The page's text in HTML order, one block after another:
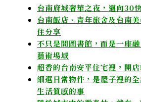
台南府城奢華之夜，邁向30
台南飯店、青年旅舍及台南
住分享
不只是間圖書館，而是一座
藝術場域
超香的台南安平住宅裡，開
細選日常物件，是屋子裡的
生活質感的事